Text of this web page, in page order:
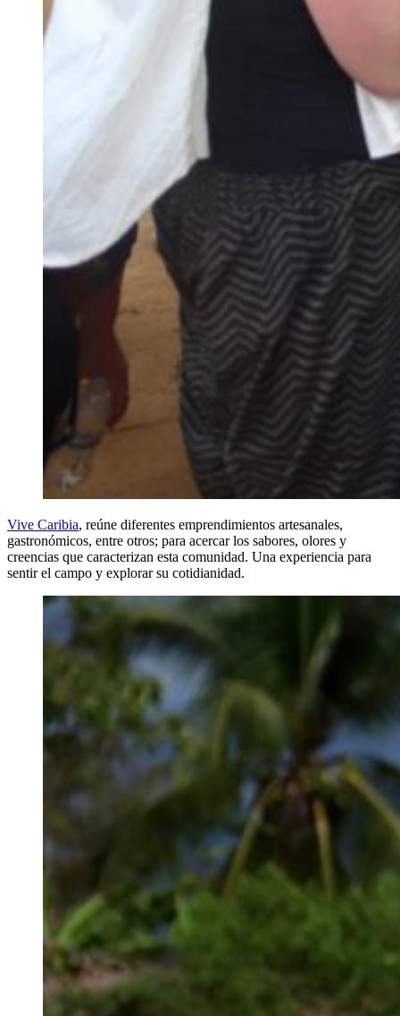
Vive Caribia, reúne diferentes emprendimientos artesanales,
gastronómicos, entre otros; para acercar los sabores, olores y
creencias que caracterizan esta comunidad. Una experiencia para
sentir el campo y explorar su cotidianidad.